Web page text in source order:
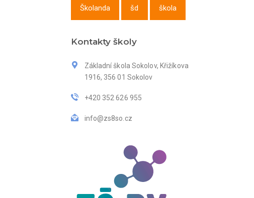
Školanda šd škola
Kontakty školy
Základní škola Sokolov, Křižíkova
1916, 356 01 Sokolov
+420 352 626 955
info@zs8so.cz